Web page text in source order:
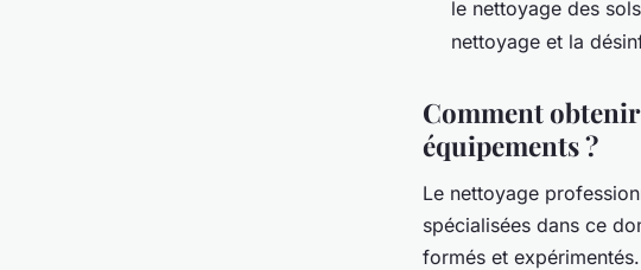
le nettoyage des
nettoyage et la
Comment
équipements ?
Le nettoyage
spécialisées dans ce
formés et